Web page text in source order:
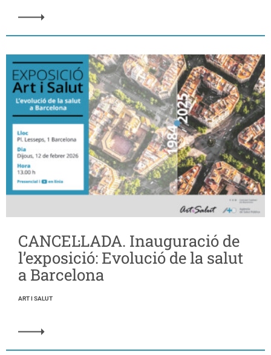
CANCEL·LADA. Inauguració de
l’exposició: Evolució de la salut
a Barcelona
ART I SALUT